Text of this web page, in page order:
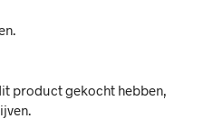
product gekocht hebben,